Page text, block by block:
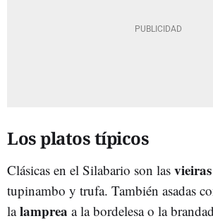
Los platos típicos
Clásicas en el Silabario son las vieiras
tupinambo y trufa. También asadas
lalamprea a la bordelesa o la